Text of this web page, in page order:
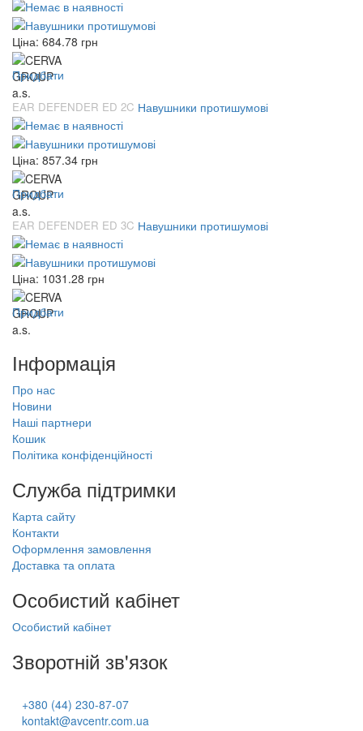
Ціна: 684.78 грн
Придбати
EAR DEFENDER ED 2C Навушники протишумові
Ціна: 857.34 грн
Придбати
EAR DEFENDER ED 3C Навушники протишумові
Ціна: 1031.28 грн
Придбати
Інформація
Про нас
Новини
Наші партнери
Кошик
Політика конфіденційності
Служба підтримки
Карта сайту
Контакти
Оформлення замовлення
Доставка та оплата
Особистий кабінет
Особистий кабінет
Зворотній зв'язок
+380 (44) 230-87-07
kontakt@avcentr.com.ua